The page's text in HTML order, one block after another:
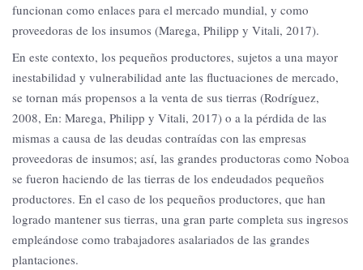
funcionan como enlaces para el mercado mundial, y como
proveedoras de los insumos (Marega, Philipp y Vitali, 2017).
En este contexto, los pequeños productores, sujetos a una mayor
inestabilidad y vulnerabilidad ante las fluctuaciones de mercado,
se tornan más propensos a la venta de sus tierras (Rodríguez,
2008, En: Marega, Philipp y Vitali, 2017) o a la pérdida de las
mismas a causa de las deudas contraídas con las empresas
proveedoras de insumos; así, las grandes productoras como Noboa
se fueron haciendo de las tierras de los endeudados pequeños
productores. En el caso de los pequeños productores, que han
logrado mantener sus tierras, una gran parte completa sus ingresos
empleándose como trabajadores asalariados de las grandes
plantaciones.